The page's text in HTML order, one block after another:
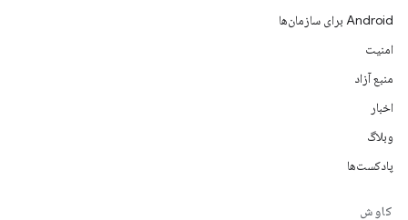
Android برای سازمان‌ها
امنیت
منبع آزاد
اخبار
وبلاگ
پادکست‌ها
کاوش